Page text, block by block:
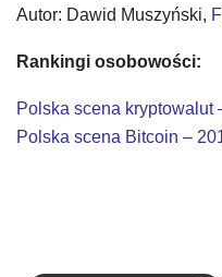
Autor: Dawid Muszyński,
Rankingi osobowości:
Polska scena kryptowalut
Polska scena Bitcoin –